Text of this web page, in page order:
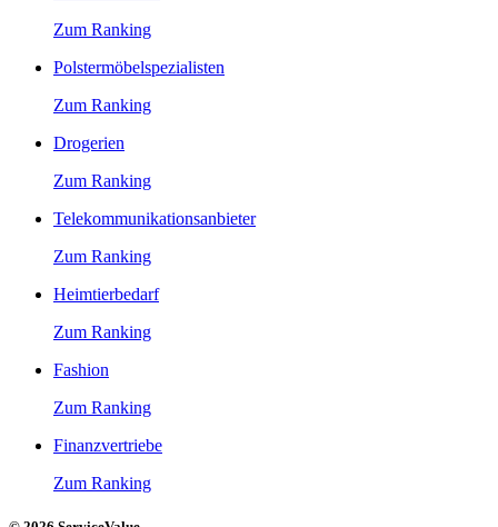
Zum Ranking
Polstermöbelspezialisten
Zum Ranking
Drogerien
Zum Ranking
Telekommunikationsanbieter
Zum Ranking
Heimtierbedarf
Zum Ranking
Fashion
Zum Ranking
Finanzvertriebe
Zum Ranking